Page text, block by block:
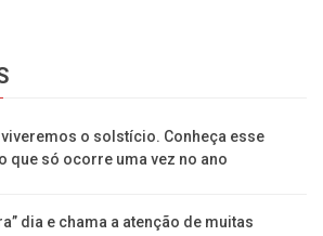
o solstício. Conheça esse
que só ocorre uma vez no ano
dia e chama a atenção de muitas